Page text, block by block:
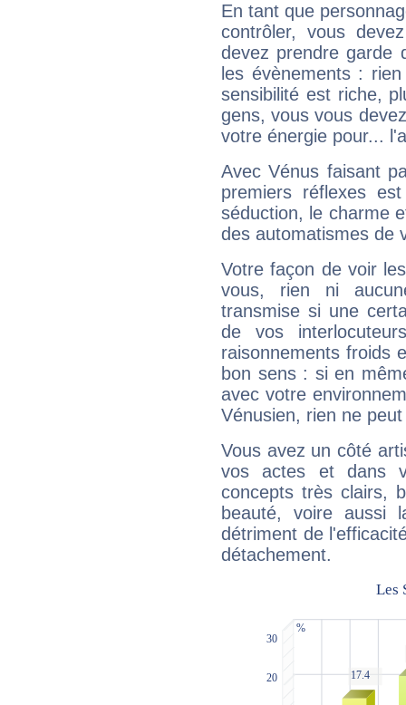
En tant que
contrôler, vous
devez prendre garde
les évènements :
sensibilité est riche,
gens, vous vous
votre énergie pour...
Avec Vénus faisant
premiers réflexes
séduction, le charme
des automatismes de
Votre façon de voir
vous, rien ni
transmise si une
de vos
raisonnements froids
bon sens : si en
avec votre
Vénusien, rien ne
Vous avez un côté
vos actes et dans
concepts très clairs,
beauté, voire aussi
détriment de
détachement.